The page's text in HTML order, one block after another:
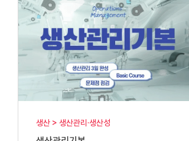
생산 > 생산관리·생산성